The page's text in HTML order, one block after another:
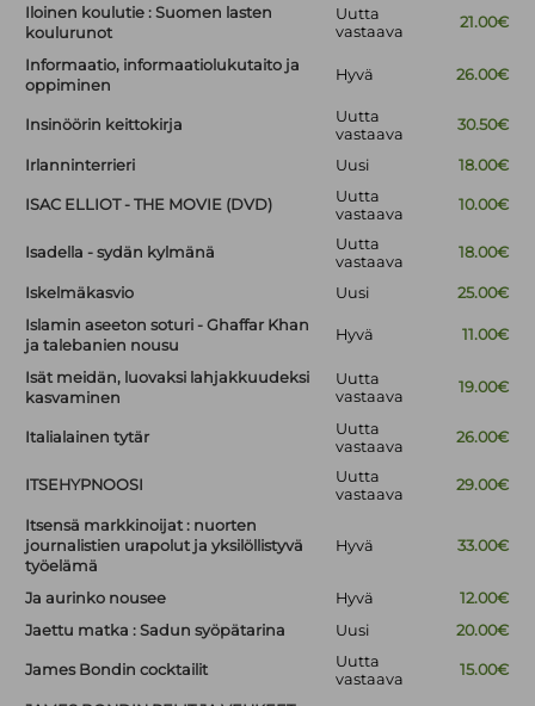
Iloinen koulutie : Suomen lasten
koulurunot
Uutta
vastaava
21.00€
Informaatio, informaatiolukutaito ja
oppiminen
Hyvä 26.00€
Insinöörin keittokirja
Uutta
vastaava
30.50€
Irlanninterrieri Uusi 18.00€
ISAC ELLIOT - THE MOVIE (DVD)
Uutta
vastaava
10.00€
Isadella - sydän kylmänä
Uutta
vastaava
18.00€
Iskelmäkasvio Uusi
25.00€
Islamin aseeton soturi - Ghaffar Khan
ja talebanien nousu
Hyvä 11.00€
Isät meidän, luovaksi lahjakkuudeksi
kasvaminen
Uutta
vastaava
19.00€
Italialainen tytär
Uutta
vastaava
26.00€
ITSEHYPNOOSI
Uutta
vastaava
29.00€
Itsensä markkinoijat : nuorten
journalistien urapolut ja yksilöllistyvä
työelämä
Hyvä 33.00€
Ja aurinko nousee Hyvä
12.00€
Jaettu matka : Sadun syöpätarina
Uusi 20.00€
James Bondin cocktailit
Uutta
vastaava
15.00€